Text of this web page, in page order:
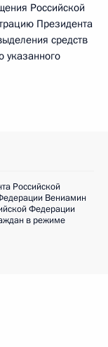
Российской
Президента
средств
указанного
Российской
Вениамин
Федерации
в режиме